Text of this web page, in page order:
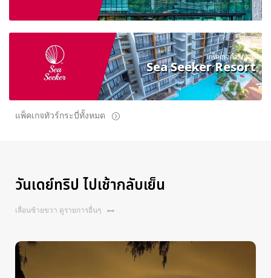
แพ็คเกจทัวร์กระบี่
Sea Seeker Resort
แพ็คเกจทัวร์กระบี่ทั้งหมด
วันเดย์ทริป ไปเช้ากลับเย็น
เลื่อนซ้ายขวา ดูรายการอื่นๆ